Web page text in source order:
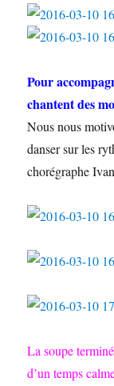
Pour
chantent des
Nous nous
danser sur les
chorégraphe
La soupe
d’un temps